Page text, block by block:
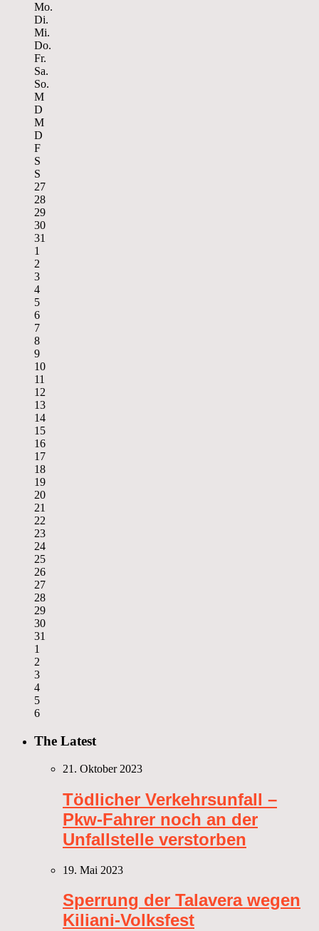
Mo.
Di.
Mi.
Do.
Fr.
Sa.
So.
M
D
M
D
F
S
S
27
28
29
30
31
1
2
3
4
5
6
7
8
9
10
11
12
13
14
15
16
17
18
19
20
21
22
23
24
25
26
27
28
29
30
31
1
2
3
4
5
6
The Latest
21. Oktober 2023
Tödlicher Verkehrsunfall –
Pkw-Fahrer noch an der
Unfallstelle verstorben
19. Mai 2023
Sperrung der Talavera wegen
Kiliani-Volksfest